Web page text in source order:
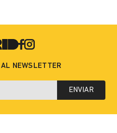
NEWSLETTER
ENVIAR